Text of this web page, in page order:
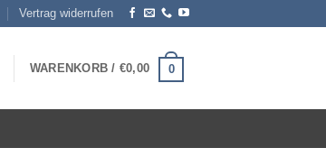
Vertrag widerrufen
WARENKORB / €0,00 0